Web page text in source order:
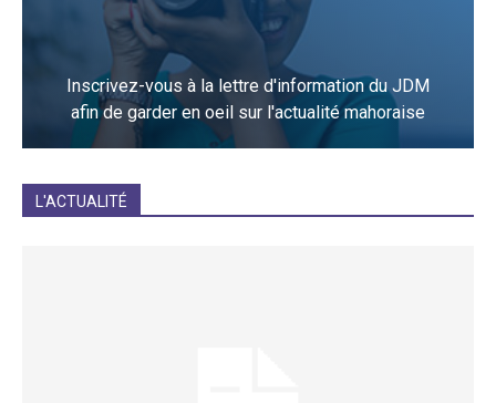
Inscrivez-vous à la lettre d'information du JDM
afin de garder en oeil sur l'actualité mahoraise
L'ACTUALITÉ